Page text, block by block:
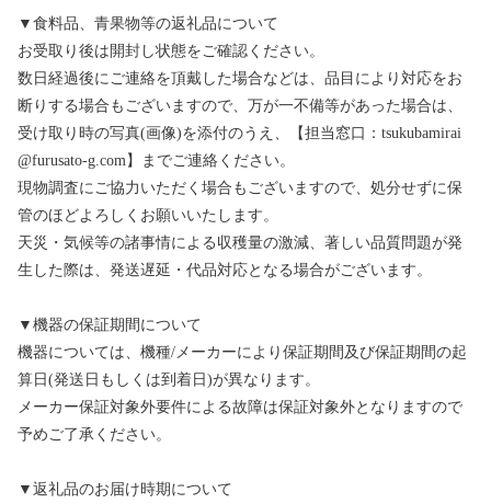
▼食料品、青果物等の返礼品について
お受取り後は開封し状態をご確認ください。
数日経過後にご連絡を頂戴した場合などは、品目により対応をお
断りする場合もございますので、万が一不備等があった場合は、
受け取り時の写真(画像)を添付のうえ、【担当窓口：tsukubamirai
@furusato-g.com】までご連絡ください。
現物調査にご協力いただく場合もございますので、処分せずに保
管のほどよろしくお願いいたします。
天災・気候等の諸事情による収穫量の激減、著しい品質問題が発
生した際は、発送遅延・代品対応となる場合がございます。
▼機器の保証期間について
機器については、機種/メーカーにより保証期間及び保証期間の起
算日(発送日もしくは到着日)が異なります。
メーカー保証対象外要件による故障は保証対象外となりますので
予めご了承ください。
▼返礼品のお届け時期について